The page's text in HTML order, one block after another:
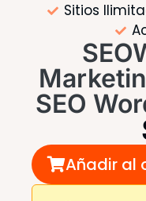
Sitios
SEO
Añadir al